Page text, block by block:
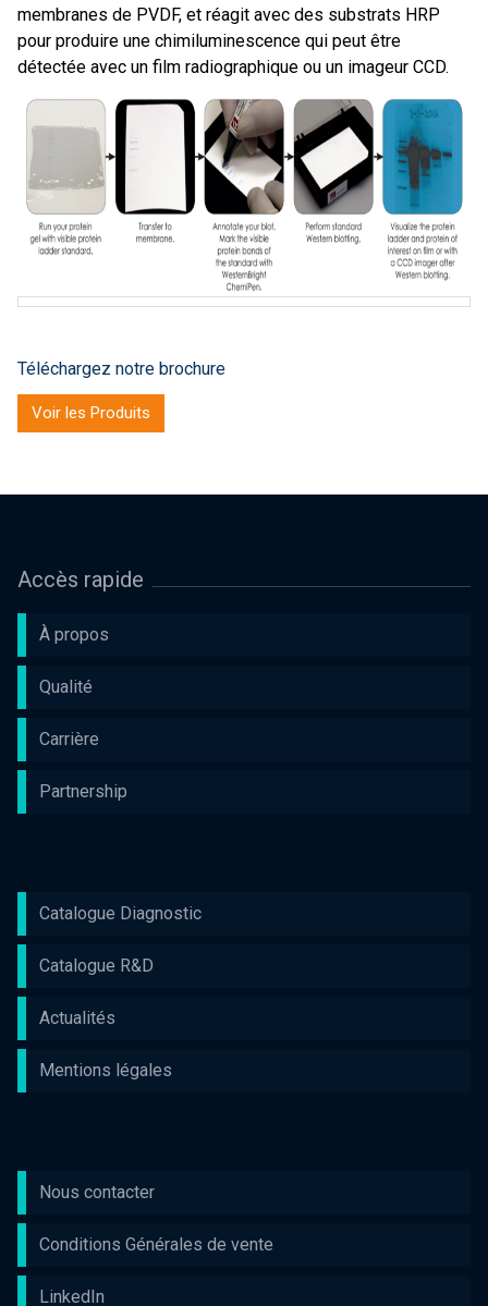
membranes de PVDF, et réagit avec des substrats HRP
pour produire une chimiluminescence qui peut être
détectée avec un film radiographique ou un imageur CCD.
Téléchargez notre brochure
Voir les Produits
Accès rapide
À propos
Qualité
Carrière
Partnership
Catalogue Diagnostic
Catalogue R&D
Actualités
Mentions légales
Nous contacter
Conditions Générales de vente
LinkedIn